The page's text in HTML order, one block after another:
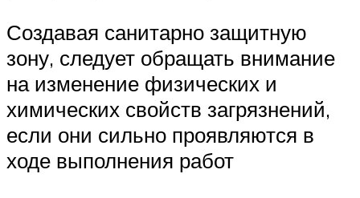
Создавая санитарно защитную
зону, следует обращать внимание
на изменение физических и
химических свойств загрязнений,
если они сильно проявляются в
ходе выполнения работ